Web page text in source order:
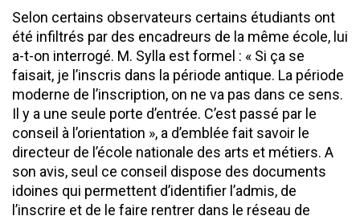
Selon certains observateurs certains étudiants ont
été infiltrés par des encadreurs de la même école, lui
a-t-on interrogé. M. Sylla est formel : « Si ça se
faisait, je l’inscris dans la période antique. La période
moderne de l’inscription, on ne va pas dans ce sens.
Il y a une seule porte d’entrée. C’est passé par le
conseil à l’orientation », a d’emblée fait savoir le
directeur de l’école nationale des arts et métiers. A
son avis, seul ce conseil dispose des documents
idoines qui permettent d’identifier l’admis, de
l’inscrire et de le faire rentrer dans le réseau de